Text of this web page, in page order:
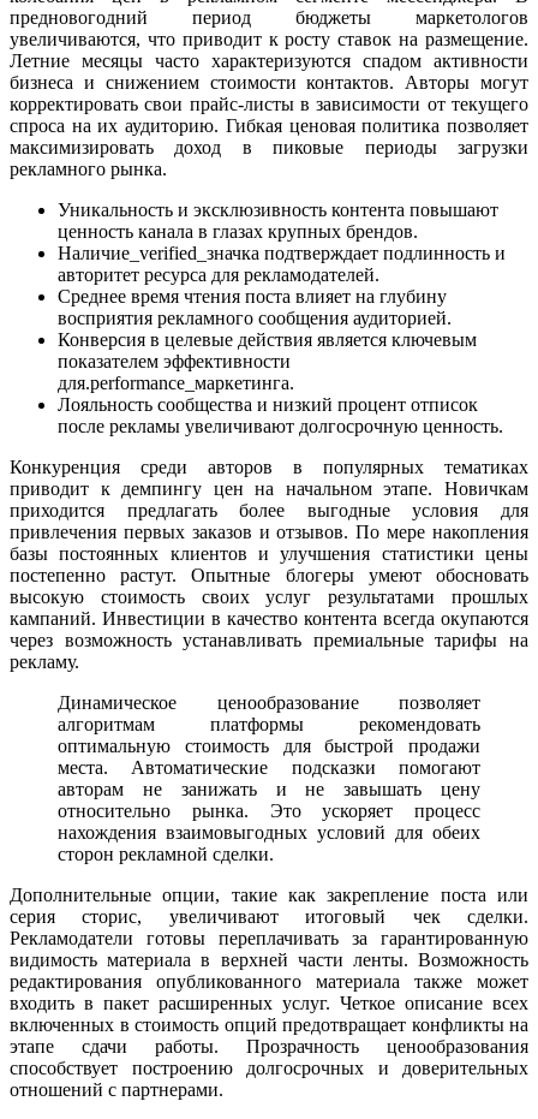
предновогодний период бюджеты маркетологов
увеличиваются, что приводит к росту ставок на размещение.
Летние месяцы часто характеризуются спадом активности
бизнеса и снижением стоимости контактов. Авторы могут
корректировать свои прайс-листы в зависимости от текущего
спроса на их аудиторию. Гибкая ценовая политика позволяет
максимизировать доход в пиковые периоды загрузки
рекламного рынка.
Уникальность и эксклюзивность контента повышают
ценность канала в глазах крупных брендов.
Наличие_verified_значка подтверждает подлинность и
авторитет ресурса для рекламодателей.
Среднее время чтения поста влияет на глубину
восприятия рекламного сообщения аудиторией.
Конверсия в целевые действия является ключевым
показателем эффективности
для.performance_маркетинга.
Лояльность сообщества и низкий процент отписок
после рекламы увеличивают долгосрочную ценность.
Конкуренция среди авторов в популярных тематиках
приводит к демпингу цен на начальном этапе. Новичкам
приходится предлагать более выгодные условия для
привлечения первых заказов и отзывов. По мере накопления
базы постоянных клиентов и улучшения статистики цены
постепенно растут. Опытные блогеры умеют обосновать
высокую стоимость своих услуг результатами прошлых
кампаний. Инвестиции в качество контента всегда окупаются
через возможность устанавливать премиальные тарифы на
рекламу.
Динамическое ценообразование позволяет
алгоритмам платформы рекомендовать
оптимальную стоимость для быстрой продажи
места. Автоматические подсказки помогают
авторам не занижать и не завышать цену
относительно рынка. Это ускоряет процесс
нахождения взаимовыгодных условий для обеих
сторон рекламной сделки.
Дополнительные опции, такие как закрепление поста или
серия сторис, увеличивают итоговый чек сделки.
Рекламодатели готовы переплачивать за гарантированную
видимость материала в верхней части ленты. Возможность
редактирования опубликованного материала также может
входить в пакет расширенных услуг. Четкое описание всех
включенных в стоимость опций предотвращает конфликты на
этапе сдачи работы. Прозрачность ценообразования
способствует построению долгосрочных и доверительных
отношений с партнерами.